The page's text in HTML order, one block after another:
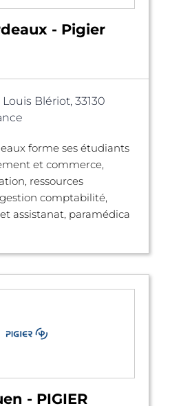
- Pigier
Louis Blériot, 33130
forme ses étudiants
et commerce,
ressources
comptabilité,
assistanat, paramédica
- PIGIER